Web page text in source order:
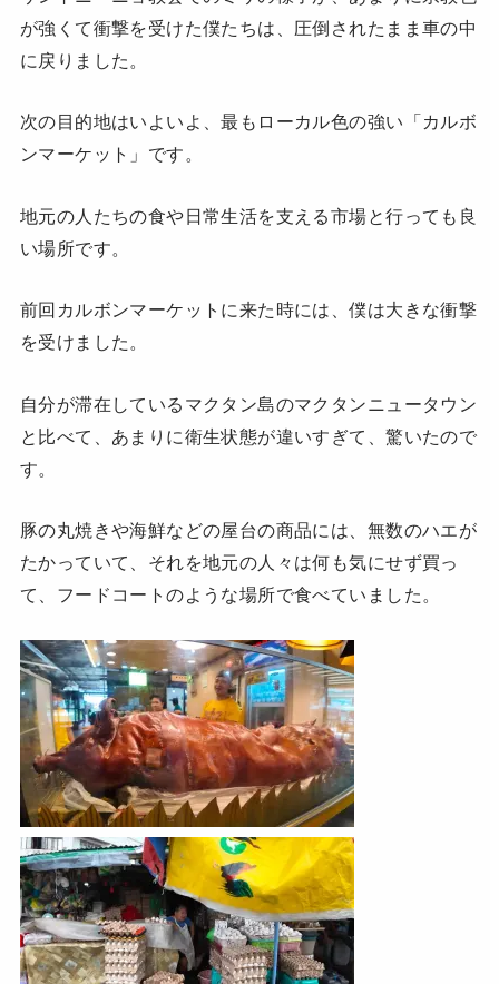
が強くて衝撃を受けた僕たちは、圧倒されたまま車の中
に戻りました。
次の目的地はいよいよ、最もローカル色の強い「カルボ
ンマーケット」です。
地元の人たちの食や日常生活を支える市場と行っても良
い場所です。
前回カルボンマーケットに来た時には、僕は大きな衝撃
を受けました。
自分が滞在しているマクタン島のマクタンニュータウン
と比べて、あまりに衛生状態が違いすぎて、驚いたので
す。
豚の丸焼きや海鮮などの屋台の商品には、無数のハエが
たかっていて、それを地元の人々は何も気にせず買っ
て、フードコートのような場所で食べていました。